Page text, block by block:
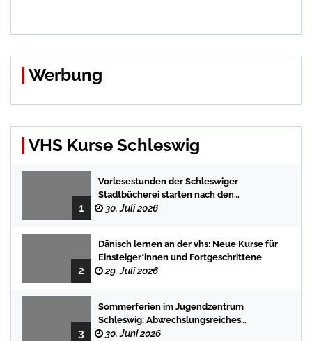
Werbung
VHS Kurse Schleswig
1
Vorlesestunden der Schleswiger
Stadtbücherei starten nach den
Sommerferien mit spannenden
30. Juli 2026
2
Dänisch lernen an der vhs: Neue Kurse für
Einsteiger*innen und Fortgeschrittene
29. Juli 2026
3
Sommerferien im Jugendzentrum
Schleswig: Abwechslungsreiches
Programm für Kinder und Jugendliche
30. Juni 2026